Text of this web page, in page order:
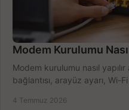
Modem Kurulumu
Modem kurulumu nasıl
bağlantısı, arayüz ayarı, Wi-
4 Temmuz 2026